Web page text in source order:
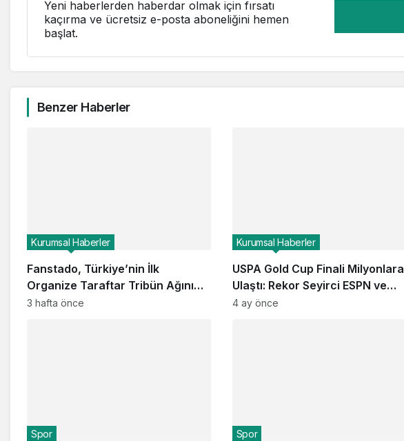
Yeni haberlerden haberdar olmak için fırsatı
kaçırma ve ücretsiz e-posta aboneliğini hemen
başlat.
Benzer Haberler
Fanstado, Türkiye’nin İlk
Organize Taraftar Tribün Ağını
Kuruyor: İşletmeler İçin
Kurumsal Haberler
3 hafta önce
USPA Gold Cup Finali Milyonlara
Ulaştı: Rekor Seyirci ESPN ve
Global Kanallarda
Kurumsal Haberler
4 ay önce
Spor Spor